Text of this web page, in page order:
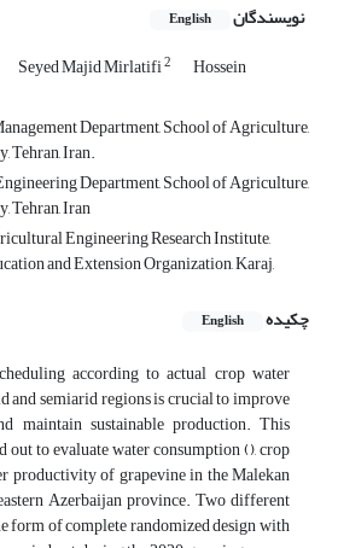
نویسندگان English
Seyed Majid Mirlatifi2 Hossein
Department, School of Agriculture,
Tehran, Iran.
Department, School of Agriculture,
Tehran, Iran
Engineering Research Institute,
and Extension Organization, Karaj,
چکیده
English
according to actual crop water
and semiarid regions is crucial to improve
maintain sustainable production. This
out to evaluate water consumption (), crop
productivity of grapevine in the Malekan
Azerbaijan province. Two different
form of complete randomized design with